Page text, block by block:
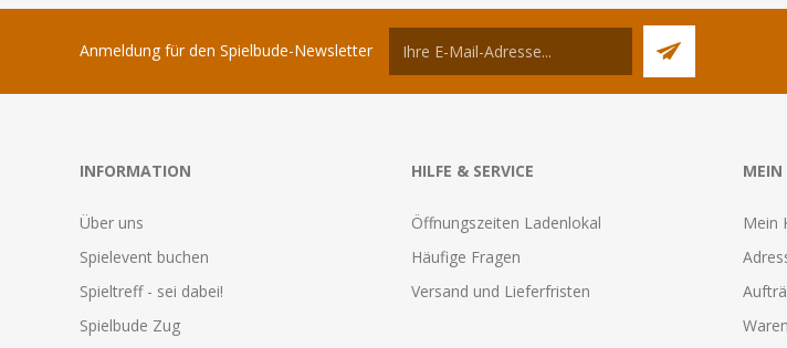
Anmeldung für den Spielbude-Newsletter
INFORMATION
Über uns
Spielevent buchen
Spieltreff - sei dabei!
Spielbude Zug
HILFE & SERVICE
Öffnungszeiten Ladenlokal
Häufige Fragen
Versand und Lieferfristen
Mein